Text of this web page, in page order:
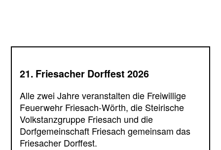
21. Friesacher Dorffest 2026
Alle zwei Jahre veranstalten die Freiwillige
Feuerwehr Friesach-Wörth, die Steirische
Volkstanzgruppe Friesach und die
Dorfgemeinschaft Friesach gemeinsam das
Friesacher Dorffest.